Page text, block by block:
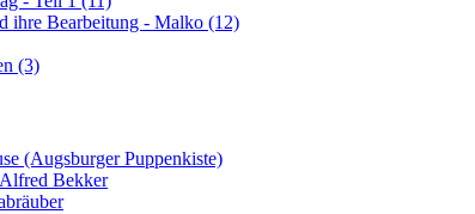
ihre Bearbeitung - Malko (12)
(3)
(Augsburger Puppenkiste)
Bekker